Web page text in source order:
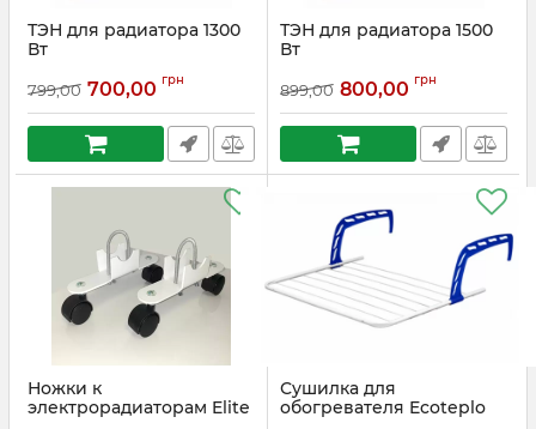
ТЭН для радиатора 1300
Вт
799,00 700,00 грн
ТЭН для радиатора 1500
Вт
899,00 800,00 грн
Ножки к
электрорадиаторам Elite
Сушилка для
обогревателя Ecoteplo